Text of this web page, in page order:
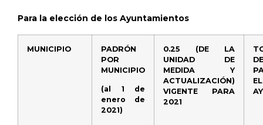
Para la elección de los Ayuntamientos
MUNICIPIO
PADRÓN
POR
MUNICIPIO
(al 1 de
enero de
2021)
0.25 (DE LA
UNIDAD DE
MEDIDA Y
ACTUALIZACIÓN)
VIGENTE PARA
2021